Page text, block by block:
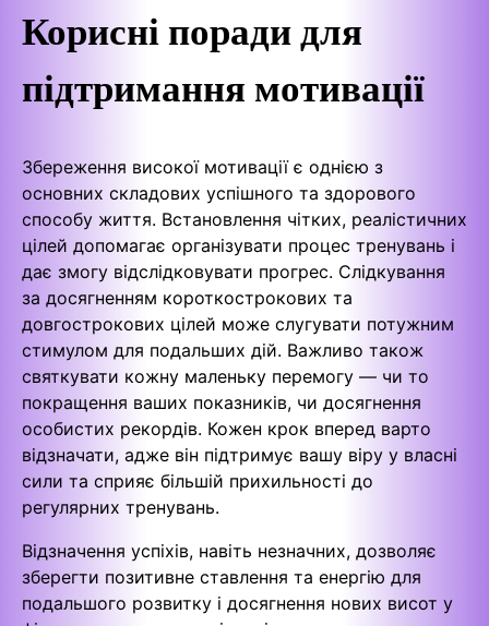
Корисні поради для
підтримання мотивації
Збереження високої мотивації є однією з
основних складових успішного та здорового
способу життя. Встановлення чітких, реалістичних
цілей допомагає організувати процес тренувань і
дає змогу відслідковувати прогрес. Слідкування
за досягненням короткострокових та
довгострокових цілей може слугувати потужним
стимулом для подальших дій. Важливо також
святкувати кожну маленьку перемогу — чи то
покращення ваших показників, чи досягнення
особистих рекордів. Кожен крок вперед варто
відзначати, адже він підтримує вашу віру у власні
сили та сприяє більшій прихильності до
регулярних тренувань.
Відзначення успіхів, навіть незначних, дозволяє
зберегти позитивне ставлення та енергію для
подальшого розвитку і досягнення нових висот у